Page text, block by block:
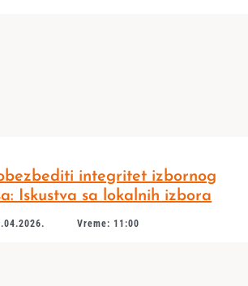
integritet izbornog
Iskustva sa lokalnih izbora
Vreme: 11:00